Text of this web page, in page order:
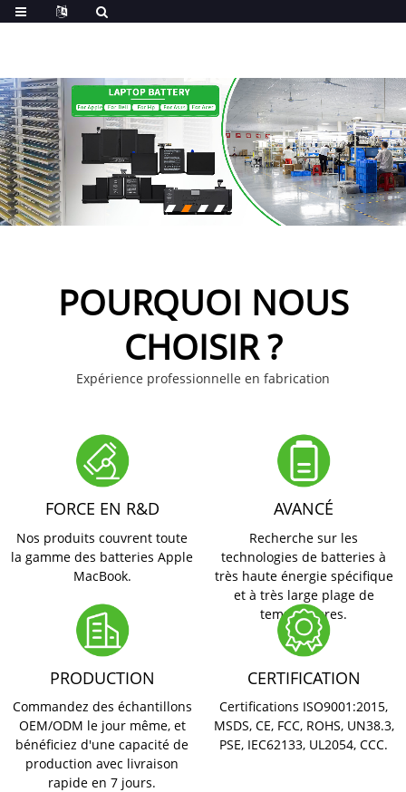
POURQUOI NOUS
CHOISIR ?
Expérience professionnelle en fabrication
FORCE EN R&D
Nos produits couvrent toute
la gamme des batteries Apple
MacBook.
AVANCÉ
Recherche sur les
technologies de batteries à
très haute énergie spécifique
et à très large plage de
températures.
PRODUCTION
Commandez des échantillons
OEM/ODM le jour même, et
bénéficiez d'une capacité de
production avec livraison
rapide en 7 jours.
CERTIFICATION
Certifications ISO9001:2015,
MSDS, CE, FCC, ROHS, UN38.3,
PSE, IEC62133, UL2054, CCC.